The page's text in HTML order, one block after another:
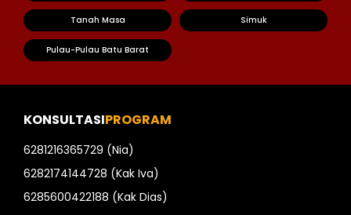
Tanah Masa Simuk
Pulau-Pulau Batu Barat
KONSULTASIPROGRAM
6281216365729 (Nia)
6282174144728 (Kak Iva)
6285600422188 (Kak Dias)